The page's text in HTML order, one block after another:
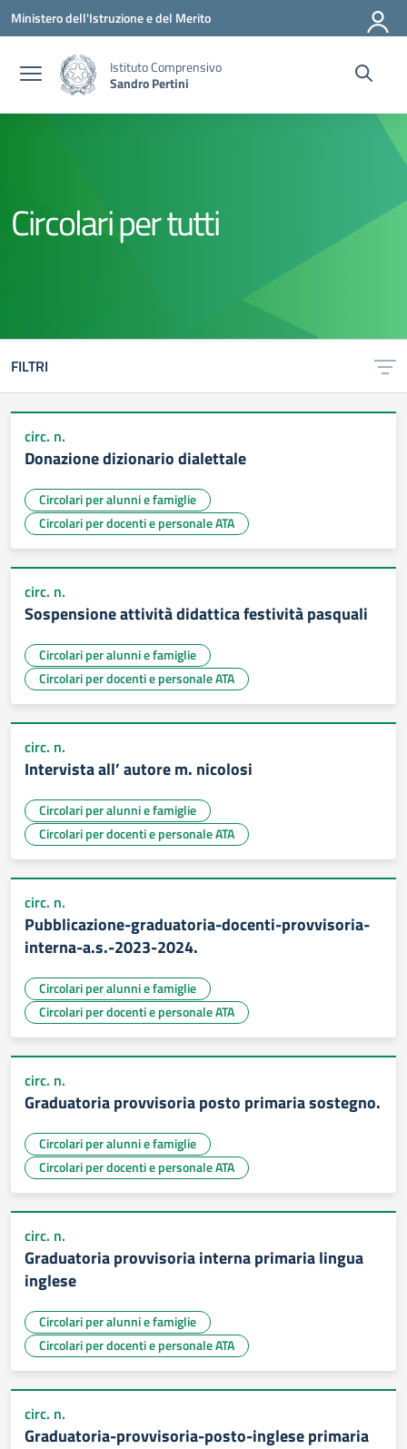
Vai ai contenuti
Vai al menu di navigazione
Vai al footer
Ministero dell'Istruzione e del Merito
Istituto Comprensivo
Sandro Pertini
Circolari per tutti
FILTRI
circ. n.
Donazione dizionario dialettale
Circolari per alunni e famiglie
Circolari per docenti e personale ATA
circ. n.
Sospensione attività didattica festività pasquali
Circolari per alunni e famiglie
Circolari per docenti e personale ATA
circ. n.
Intervista all’ autore m. nicolosi
Circolari per alunni e famiglie
Circolari per docenti e personale ATA
circ. n.
Pubblicazione-graduatoria-docenti-provvisoria-
interna-a.s.-2023-2024.
Circolari per alunni e famiglie
Circolari per docenti e personale ATA
circ. n.
Graduatoria provvisoria posto primaria sostegno.
Circolari per alunni e famiglie
Circolari per docenti e personale ATA
circ. n.
Graduatoria provvisoria interna primaria lingua
inglese
Circolari per alunni e famiglie
Circolari per docenti e personale ATA
circ. n.
Graduatoria-provvisoria-posto-inglese primaria